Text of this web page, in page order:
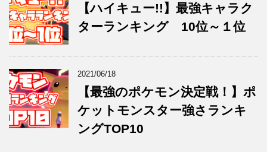
【ハイキュー!!】最強キャラク
ターランキング 10位～１位
2021/06/18
【最強のポケモン決定戦！】ポ
ケットモンスター強さランキ
ングTOP10